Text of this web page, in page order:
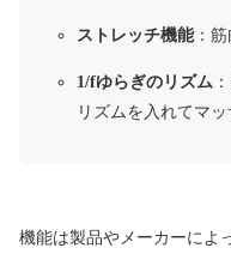
ストレッチ機能：筋
1/fゆらぎのリズム
リズムを入れてマッ
機能は製品やメーカーによ